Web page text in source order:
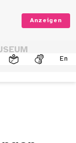
Anzeigen
En